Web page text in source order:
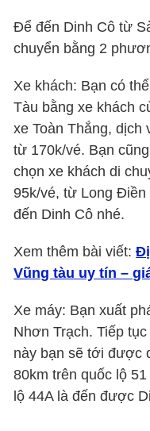
Để đến Dinh Cô từ
chuyển bằng 2
Xe khách: Bạn có
Tàu bằng xe khách
xe Toàn Thắng, dịch
từ 170k/vé. Bạn
chọn xe khách di
95k/vé, từ Long Điền
đến Dinh Cô nhé.
Xem thêm bài viết:
Vũng tàu uy tín –
Xe máy: Bạn xuất
Nhơn Trạch. Tiếp
này bạn sẽ tới được
80km trên quốc lộ
lộ 44A là đến được